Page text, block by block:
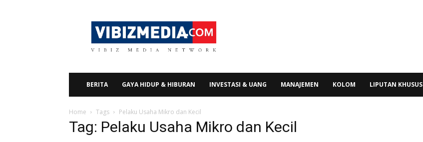
Vibizmedia.com
BERITA GAYA HIDUP & HIBURAN INVESTASI & UANG MANAJEMEN KOLOM LIPUTAN KHUSUS
Home Tags Pelaku Usaha Mikro dan Kecil
Tag: Pelaku Usaha Mikro dan Kecil